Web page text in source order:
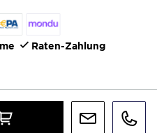
Raten-Zahlung
UNS